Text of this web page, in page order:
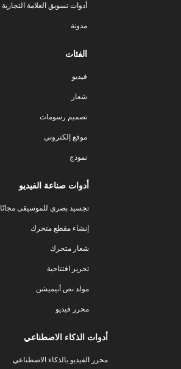
أدوات تسويق العلامة التجارية
مدونة
الفئات
فيديو
شعار
تصميم رسومات
موقع إلكتروني
نموذج
أدوات صناعة الفيديو
تجسيد بصري للموسيقى مجانًا
إنشاء مقطع متحرك
شعار متحرك
تحرير افتتاحية
مولد نص أنيميشن
محرر فيديو
أدوات الذكاء الاصطناعي
محرر الفيديو بالذكاء الاصطناعي